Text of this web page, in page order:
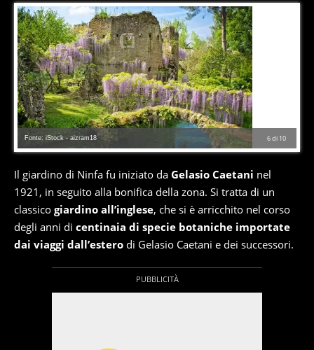
6di 10
Fonte: iStock - aizram18
Il giardino di Ninfa fu iniziato da Gelasio Caetani nel
1921, in seguito alla bonifica della zona. Si tratta di un
classico giardino all’inglese, che si è arricchito nel corso
degli anni di centinaia di specie botaniche importate
dai viaggi dall’estero di Gelasio Caetani e dei successori.